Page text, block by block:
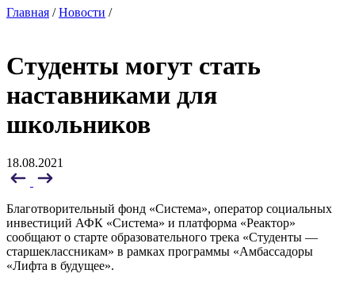
Главная /Новости /
Студенты могут стать
наставниками для
школьников
18.08.2021
Благотворительный фонд «Система», оператор социальных
инвестиций АФК «Система» и платформа «Реактор»
сообщают о старте образовательного трека «Студенты —
старшеклассникам» в рамках программы «Амбассадоры
«Лифта в будущее».